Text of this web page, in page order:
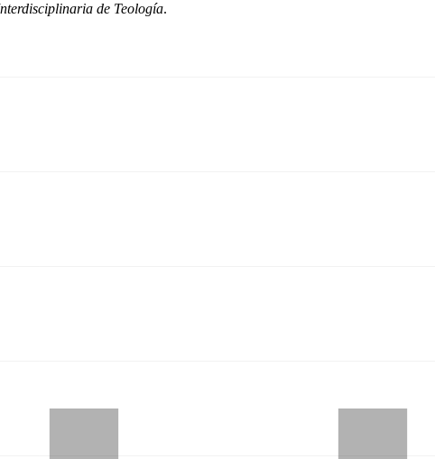
de Teología.